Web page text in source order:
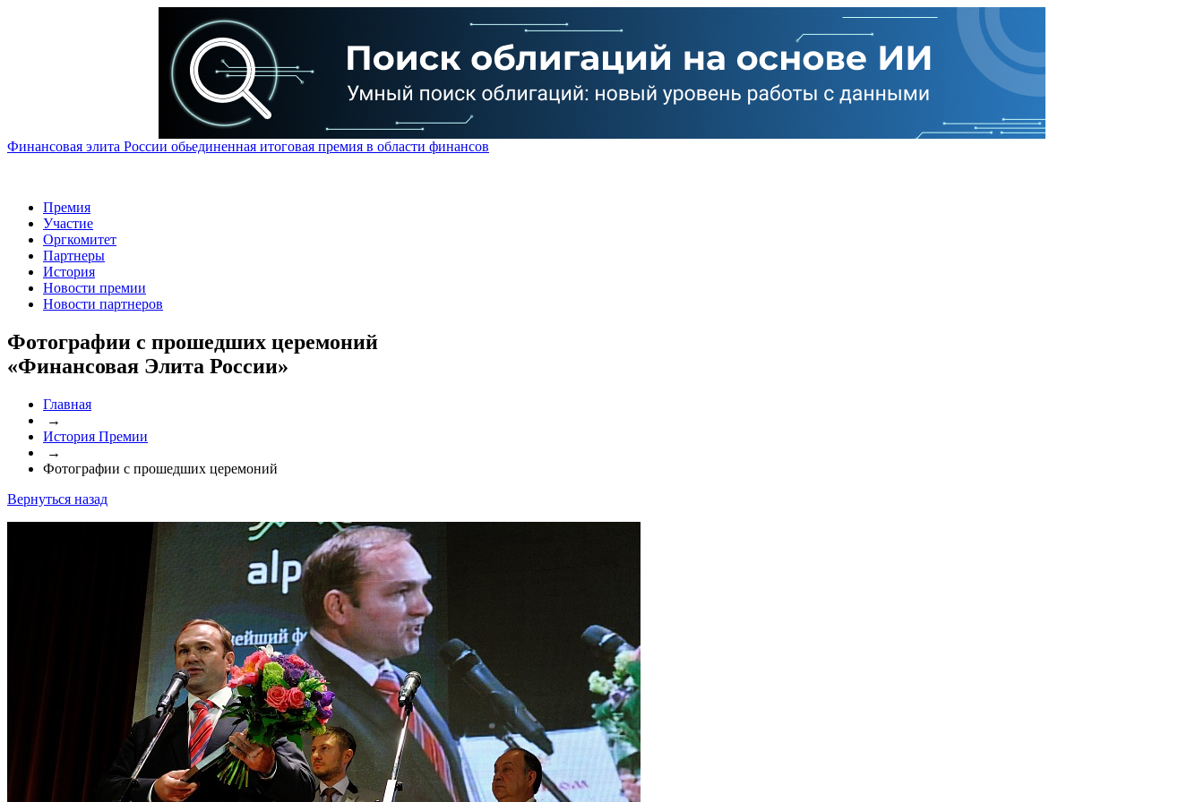
Финансовая элита России обьединенная итоговая премия в области финансов
Премия
Участие
Оргкомитет
Партнеры
История
Новости премии
Новости партнеров
Фотографии с прошедших церемоний
«Финансовая Элита России»
Главная
→
История Премии
→
Фотографии с прошедших церемоний
Вернуться назад